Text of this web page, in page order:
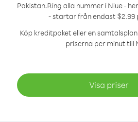
Pakistan.Ring alla nummer i Niue -
- startar från endast $2.99
Köp kreditpaket eller en
priserna per minut till
Visa priser